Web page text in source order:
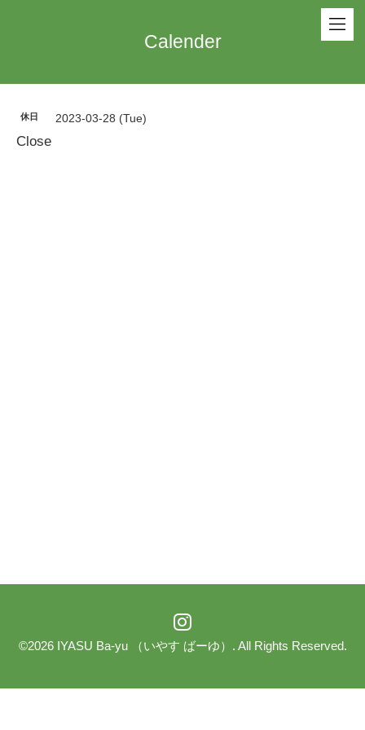
Calender
休日 2023-03-28 (Tue)
Close
©2026 IYASU Ba-yu （いやす ばーゆ） . All Rights Reserved.